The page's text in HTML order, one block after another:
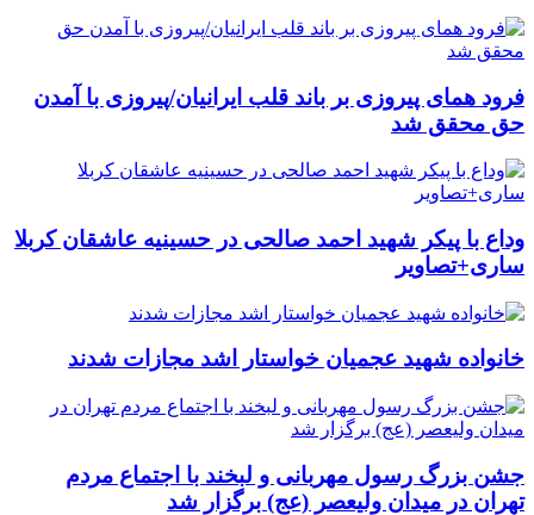
فرود همای پیروزی بر باند قلب ایرانیان/پیروزی با آمدن
حق محقق شد
وداع با پیکر شهید احمد صالحی‌ در حسینیه عاشقان کربلا
ساری+تصاویر
خانواده شهید عجمیان خواستار اشد مجازات شدند
جشن بزرگ رسول مهربانی و لبخند با اجتماع مردم
تهران در میدان ولیعصر (عج) برگزار شد